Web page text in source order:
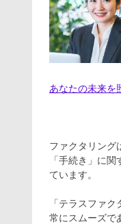
あなたの未来を
ファクタリング
「手続き」に
ています。
「テラスファ
常にスムーズで